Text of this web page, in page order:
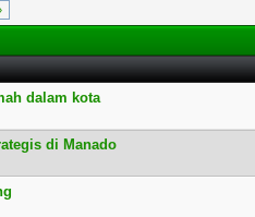
dalam kota
rata
di Manado
rata
rata